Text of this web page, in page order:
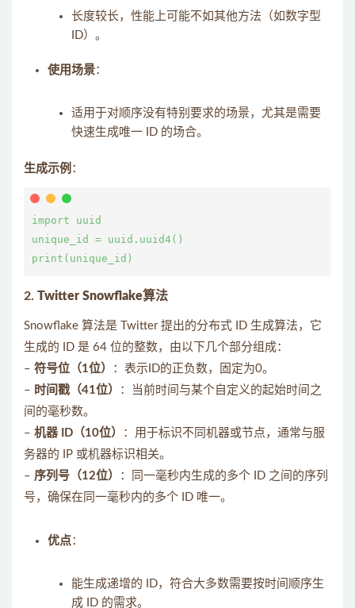
长度较长，性能上可能不如其他方法（如数字型
ID）。
使用场景：
适用于对顺序没有特别要求的场景，尤其是需要
快速生成唯一 ID 的场合。
生成示例 ：
import uuid
unique_id = uuid.uuid4()
2. Twitter Snowflake算法
Snowflake 算法是 Twitter 提出的分布式 ID 生成算法，它
生成的 ID 是 64 位的整数，由以下几个部分组成：
– 符号位（1位）
：表示ID的正负数，固定为0。
– 时间戳（41位）
：当前时间与某个自定义的起始时间之
间的毫秒数。
– 机器 ID（10位）
：用于标识不同机器或节点，通常与服
务器的 IP 或机器标识相关。
– 序列号（12位）
：同一毫秒内生成的多个 ID 之间的序列
号，确保在同一毫秒内的多个 ID 唯一。
优点：
能生成递增的 ID，符合大多数需要按时间顺序生
成 ID 的需求。